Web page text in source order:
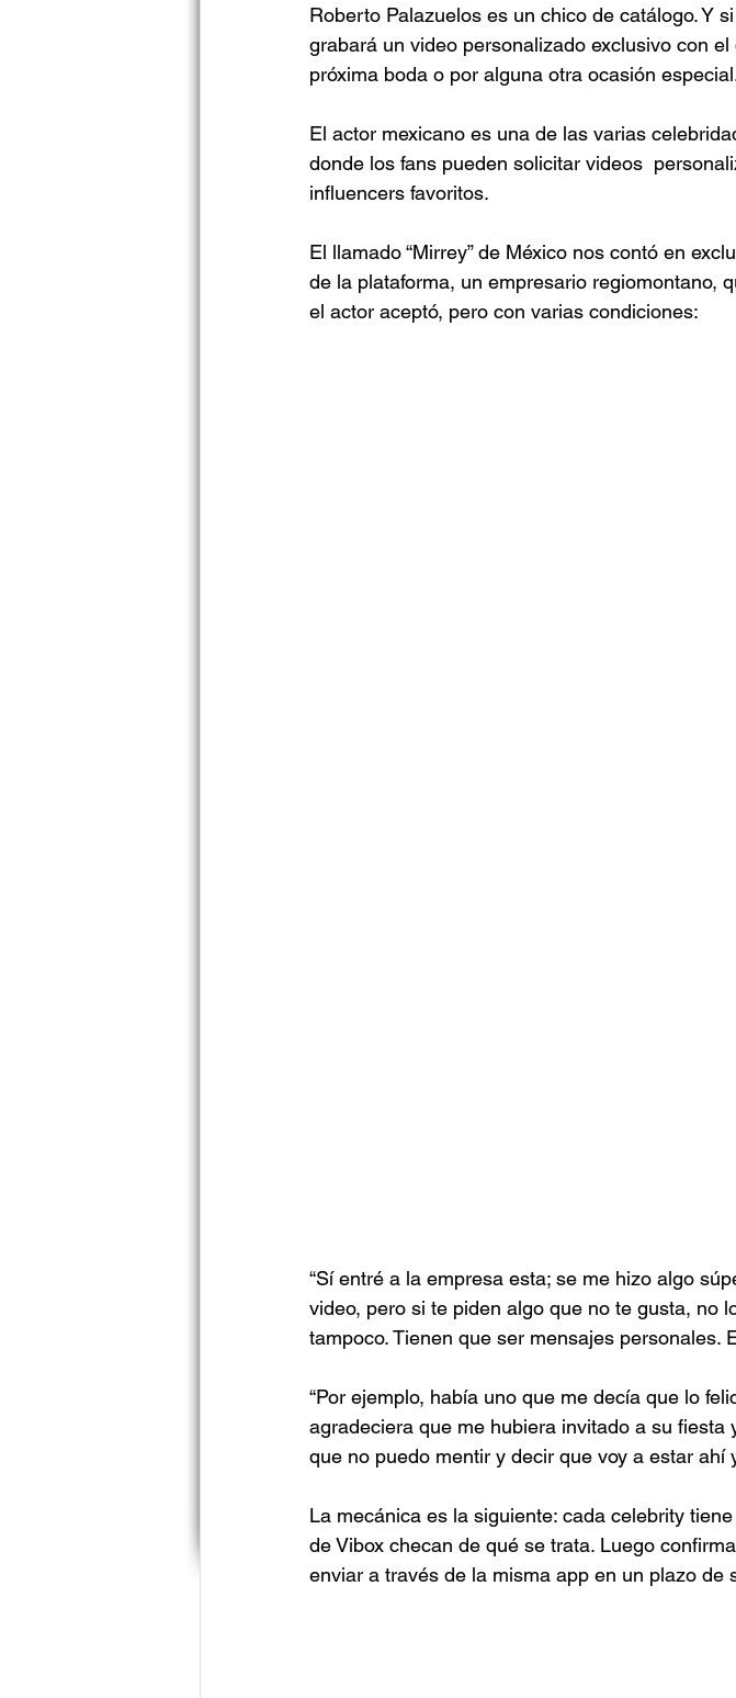
Roberto Palazuelos es un chico de catálogo. Y
grabará un video personalizado exclusivo con
próxima boda o por alguna otra ocasión
El actor mexicano es una de las varias
donde los fans pueden solicitar videos
influencers favoritos.
El llamado “Mirrey” de México nos contó en
de la plataforma, un empresario regiomontano,
el actor aceptó, pero con varias condiciones:
“Sí entré a la empresa esta; se me hizo algo
video, pero si te piden algo que no te gusta, no
tampoco. Tienen que ser mensajes personales.
“Por ejemplo, había uno que me decía que lo
agradeciera que me hubiera invitado a su
que no puedo mentir y decir que voy a estar ahí
La mecánica es la siguiente: cada celebrity
de Vibox checan de qué se trata. Luego
enviar a través de la misma app en un plazo de